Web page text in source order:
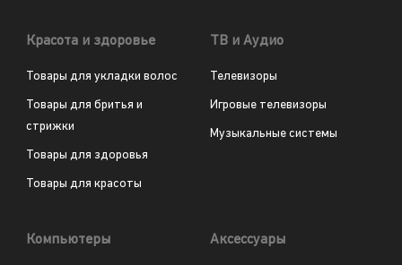
Красота и здоровье
Товары для укладки волос
Товары для бритья и
стрижки
Товары для здоровья
Товары для красоты
ТВ и Аудио
Телевизоры
Игровые телевизоры
Музыкальные системы
Компьютеры Аксессуары